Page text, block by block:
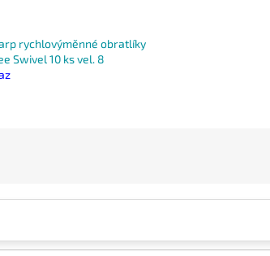
rychlovýměnné obratlíky
Swivel 10 ks vel. 8